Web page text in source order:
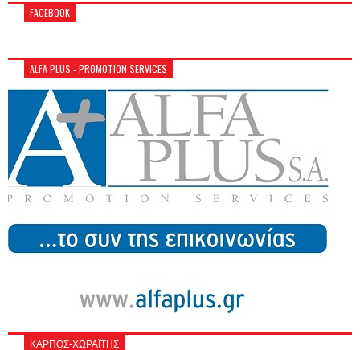
FACEBOOK
ALFA PLUS - PROMOTION SERVICES
ΚΑΡΠΟΣ-ΧΩΡΑΪΤΗΣ